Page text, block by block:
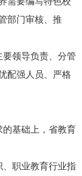
部门审核、推
领导负责、分管
配强人员、严格
基础上，省教育
职业教育行业指